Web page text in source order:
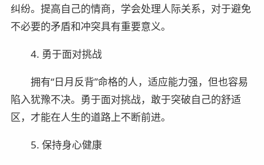
纠纷。提高自己的情商，学会处理人际关系，对于避免
不必要的矛盾和冲突具有重要意义。
4. 勇于面对挑战
拥有“日月反背”命格的人，适应能力强，但也容易
陷入犹豫不决。勇于面对挑战，敢于突破自己的舒适
区，才能在人生的道路上不断前进。
5. 保持身心健康